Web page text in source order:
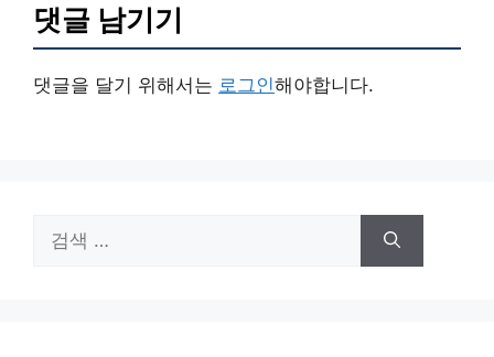
댓글 남기기
댓글을 달기 위해서는 로그인해야합니다.
색: